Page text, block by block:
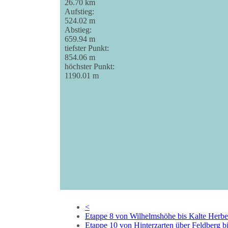
26.70 km
Aufstieg:
524.02 m
Abstieg:
659.94 m
tiefster Punkt:
854.06 m
höchster Punkt:
1190.01 m
<
Etappe 8 von Wilhelmshöhe bis Kalte
Etappe 10 von Hinterzarten über Feldberg